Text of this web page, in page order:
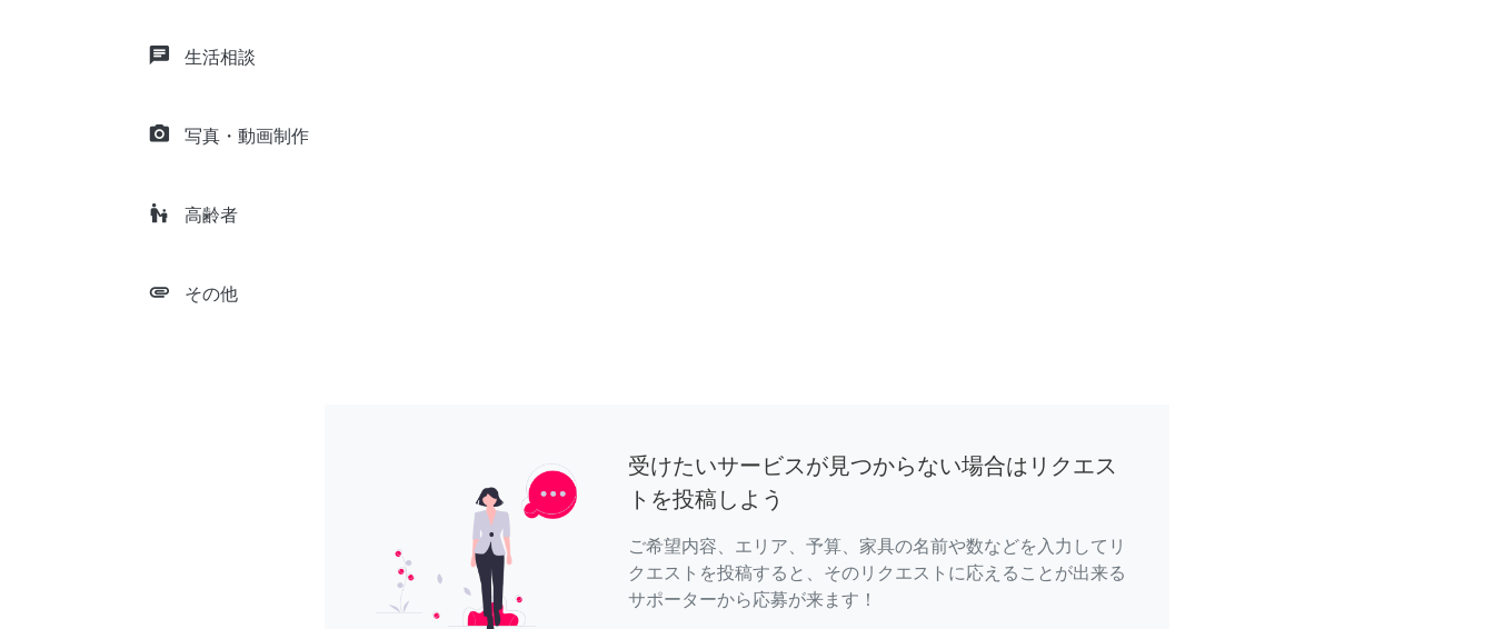
chat 生活相談
camera_alt 写真・動画制作
escalator_warning 高齢者
attachment その他
受けたいサービスが見つからない場合はリクエス
トを投稿しよう
ご希望内容、エリア、予算、家具の名前や数などを入力してリ
クエストを投稿すると、そのリクエストに応えることが出来る
サポーターから応募が来ます！